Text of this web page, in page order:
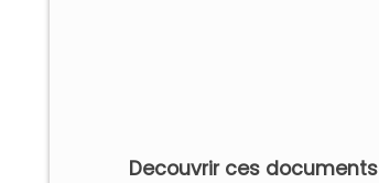
Decouvrir ces documents